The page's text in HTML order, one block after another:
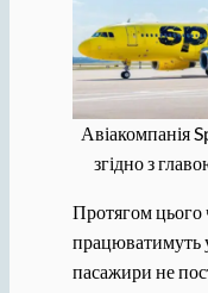
Авіакомпанія
згідно з
Протягом цього
працюватимуть
пасажири не